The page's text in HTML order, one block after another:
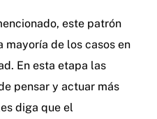
este patrón
mayoría de los casos en
En esta etapa las
pensar y actuar más
diga que el